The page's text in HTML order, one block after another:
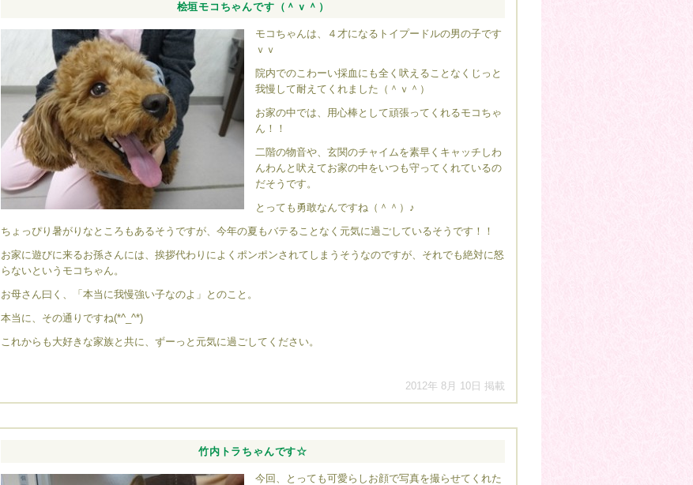
桧垣モコちゃんです（＾ｖ＾）
モコちゃんは、４才になるトイプードルの男の子です
ｖｖ
院内でのこわーい採血にも全く吠えることなくじっと
我慢して耐えてくれました（＾ｖ＾）
お家の中では、用心棒として頑張ってくれるモコちゃ
ん！！
二階の物音や、玄関のチャイムを素早くキャッチしわ
んわんと吠えてお家の中をいつも守ってくれているの
だそうです。
とっても勇敢なんですね（＾＾）♪
ちょっぴり暑がりなところもあるそうですが、今年の夏もバテることなく元気に過ごしているそうです！！
お家に遊びに来るお孫さんには、挨拶代わりによくポンポンされてしまうそうなのですが、それでも絶対に怒
らないというモコちゃん。
お母さん曰く、「本当に我慢強い子なのよ」とのこと。
本当に、その通りですね(*^_^*)
これからも大好きな家族と共に、ずーっと元気に過ごしてください。
2012年 8月 10日 掲載
竹内トラちゃんです☆
今回、とっても可愛らしお顔で写真を撮らせてくれた